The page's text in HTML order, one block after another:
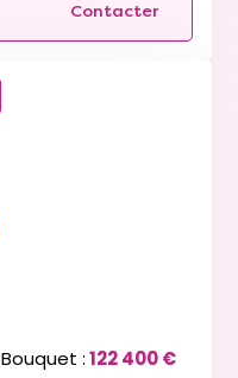
Contacter
Bouquet :122 400 €